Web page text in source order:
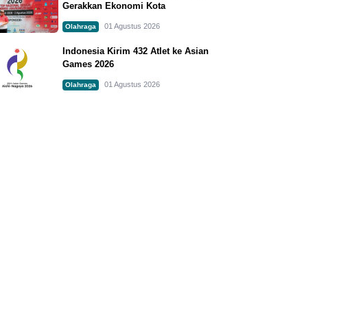
Gerakkan Ekonomi Kota
Olahraga 01 Agustus 2026
Indonesia Kirim 432 Atlet ke Asian
Games 2026
Olahraga 01 Agustus 2026